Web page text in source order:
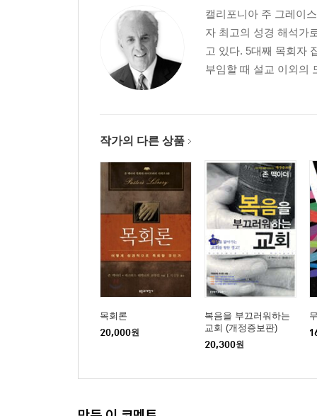
7. 바른 구원의 확신을 가질 수 있는 참된 믿음의 기
사람의 영적인 가치관/나란히 함께/참된 믿음의
무기/마지막 경고
작용과 반작용/두려움과 은총/그리스도의 검/가
9. 예수를 믿지 않는 사람들은 왜 믿지 않는 것일까
타협하지 않는 위대함/자기 부인의 능력/무의
만족은 없다/불평꾼들의 선택
10. 예수 믿다 변절하는 사람들은 왜 변절하는 것일
영적인 변절자들/군중의 함성/초자연적인 매력/
결핍/중얼거리며 비웃는 사람들/신령한 배고픔/
11. 종교 다원주의를 거부하고 기독교의 유일성을
새로운 매체, 영원한 메시지/흐릿한 믿음은 오래
캘리포니아 주 그레이
자 최고의 성경 해석가
고 있다. 5대째 목회자
부임할 때 설교 이외의
작가의 다른 상품
목회론
20,000원
복음을 부끄러워하는
교회 (개정증보판)
20,300원